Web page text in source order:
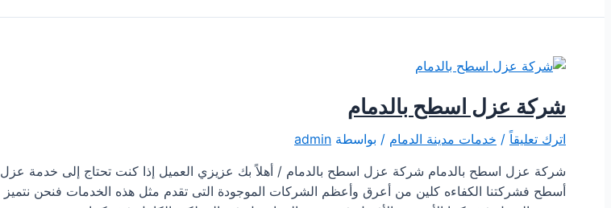
شركة عزل اسطح بالدمام
اترك تعليقاً / خدمات مدينة الدمام / بواسطة admin
شركة عزل اسطح بالدمام شركة عزل اسطح بالدمام / أهلاً بك عزيزي العميل إذا كنت تحتاج إلى خدمة عزل
أسطح فشركتنا الكفاءه كلين من أعرق وأعظم الشركات الموجودة التى تقدم مثل هذه الخدمات فنحن نتميز